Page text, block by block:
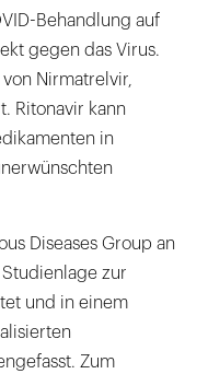
Behandlung auf
gegen das Virus.
Nirmatrelvir,
Ritonavir kann
in
Diseases Group an
zur
und in einem
Zum